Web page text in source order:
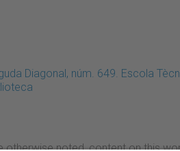
Diagonal, núm. 649. Escola
otherwise noted, content on this